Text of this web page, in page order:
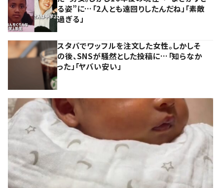
る姿”に…「2人とも遠回りしたんだね」「素敵
過ぎる」
スタバでワッフルを注文した女性。しかしそ
の後、SNSが騒然とした投稿に…「知らなか
った」「ヤバい安い」